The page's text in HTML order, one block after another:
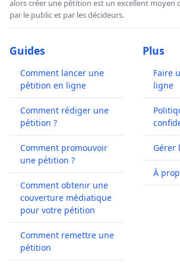
alors créer une pétition est un excellent moyen
par le public et par les décideurs.
Guides
Comment lancer une
pétition en ligne
Comment rédiger une
pétition ?
Comment promouvoir
une pétition ?
Comment obtenir une
couverture médiatique
pour votre pétition
Comment remettre une
pétition
Plus
Faire
ligne
Gérer
À